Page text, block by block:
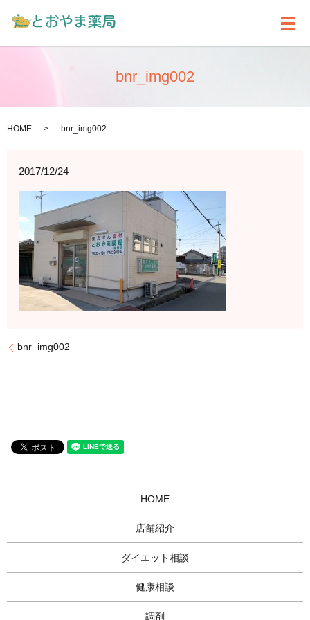
メ
bnr_img002
HOME bnr_img002
2017/12/24
bnr_img002
HOME
店舗紹介
ダイエット相談
健康相談
調剤